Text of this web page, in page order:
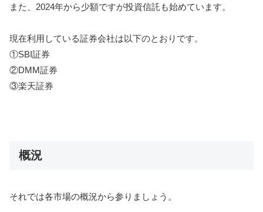
また、2024年から少額ですが投資信託も始めています。
現在利用している証券会社は以下のとおりです。
①SBI証券
②DMM証券
③楽天証券
概況
それでは各市場の概況から参りましょう。